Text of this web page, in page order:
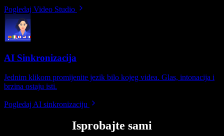
Pogledaj Video Studio
AI Sinkronizacija
Jednim klikom promijenite jezik bilo kojeg videa. Glas, intonacija i
brzina ostaju isti.
Pogledaj AI sinkronizaciju
Isprobajte sami